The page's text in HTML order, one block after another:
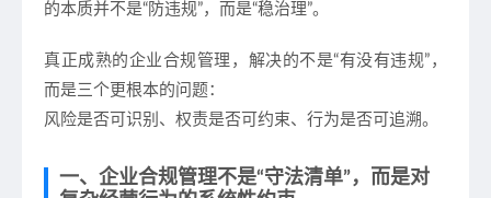
的本质并不是“防违规”，而是“稳治理”。
真正成熟的企业合规管理，解决的不是“有没有违规”，
而是三个更根本的问题：
风险是否可识别、权责是否可约束、行为是否可追溯。
一、企业合规管理不是“守法清单”，而是对